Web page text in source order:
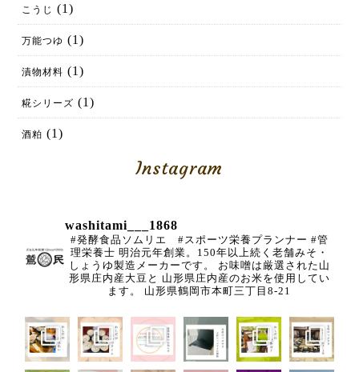
こうじ (1)
万能つゆ (1)
漬物材料 (1)
糀シリーズ (1)
酒粕 (1)
Instagram
washitami___1868
#発酵食品ソムリエ #スポーツ栄養プランナー #管
理栄養士 明治元年創業。150年以上続く老舗みそ・
しょうゆ製造メーカーです。
お味噌は厳選された山
形県庄内産大豆と 山形県庄内産のお米を使用してい
ます。
山形県鶴岡市本町三丁目8-21